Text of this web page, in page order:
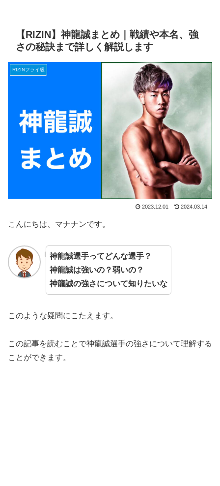
【RIZIN】神龍誠まとめ｜戦績や本名、強
さの秘訣まで詳しく解説します
RIZINフライ級
2023.12.01 2024.03.14
こんにちは、マナナンです。
神龍誠選手ってどんな選手？
神龍誠は強いの？弱いの？
神龍誠の強さについて知りたいな
このような疑問にこたえます。
この記事を読むことで神龍誠選手の強さについて理解する
ことができます。